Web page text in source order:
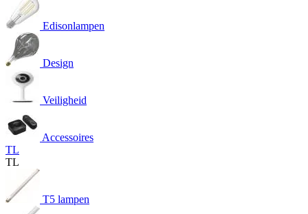
Edisonlampen
Design
Veiligheid
Accessoires
TL
TL
T5 lampen